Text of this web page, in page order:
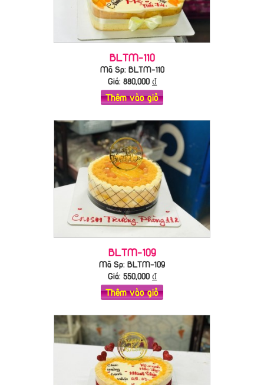
BLTM-110
Mã Sp: BLTM-110
Giá: 880,000₫
Thêm vào giỏ
BLTM-109
Mã Sp: BLTM-109
Giá: 550,000₫
Thêm vào giỏ